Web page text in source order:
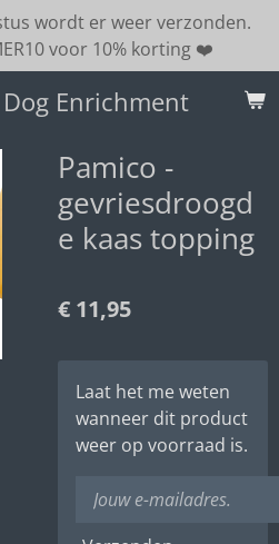
Enrichment
wordt er weer verzonden.
voor 10% korting ❤️
Pamico -
gevriesdroogd
e kaas topping
€ 11,95
Laat het me weten
wanneer dit product
weer op voorraad is.